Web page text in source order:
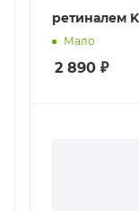
ретиналем
Мало
2 890 ₽